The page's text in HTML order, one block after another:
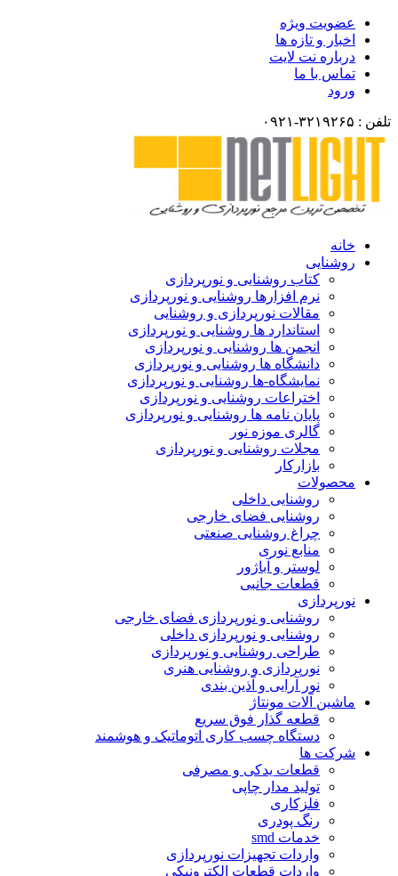
عضویت ویژه
اخبار و تازه ها
درباره نت لایت
تماس با ما
ورود
تلفن : ۳۲۱۹۲۶۵-۰۹۲۱
خانه
روشنایی
کتاب روشنایی و نورپردازی
نرم افزارها روشنایی و نورپردازی
مقالات نورپردازی و روشنایی
استاندارد ها روشنایی و نورپردازی
انجمن ها روشنایی و نورپردازی
دانشگاه ها روشنایی و نورپردازی
نمایشگاه-ها روشنایی و نورپردازی
اختراعات روشنایی و نورپردازی
پایان نامه ها روشنایی و نورپردازی
گالری موزه نور
مجلات روشنایی و نورپردازی
بازارکار
محصولات
روشنایی داخلی
روشنایی فضای خارجی
چراغ روشنایی صنعتی
منابع نوری
لوستر و آباژور
قطعات جانبی
نورپردازی
روشنایی و نورپردازی فضای خارجی
روشنایی و نورپردازی داخلی
طراحی روشنایی و نورپردازی
نورپردازی و روشنایی هنری
نور آرایی و آذین بندی
ماشین آلات مونتاژ
قطعه گذار فوق سریع
دستگاه چسب کاری اتوماتیک و هوشمند
شرکت ها
قطعات یدکی و مصرفی
تولید مدار چاپی
فلزکاری
رنگ پودری
خدمات smd
واردات تجهیزات نورپردازی
واردات قطعات الکترونیکی